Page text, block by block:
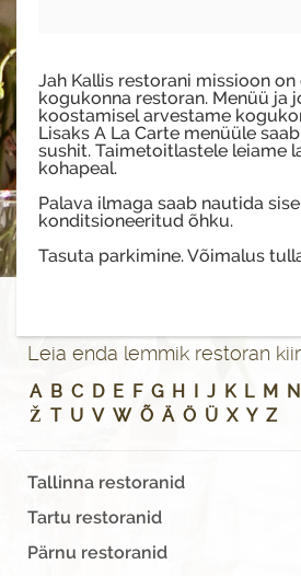
Jah Kallis restorani missioon
kogukonna restoran. Menüü ja
koostamisel arvestame
Lisaks A La Carte menüüle
sushit. Taimetoitlastele leiame
kohapeal.
Palava ilmaga saab nautida
konditsioneeritud õhku.
Tasuta parkimine. Võimalus
Leia enda lemmik restoran
A B C D E F G H J K L M N
Ž T U V W Õ Ä Ö Ü X Y Z
Tallinna restoranid
Tartu restoranid
Pärnu restoranid